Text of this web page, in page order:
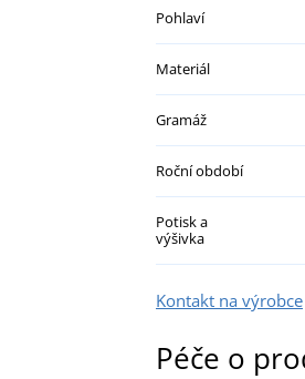
Pohlaví
Materiál
Gramáž
Roční období
Potisk a
výšivka
Kontakt na výrobce
Péče o